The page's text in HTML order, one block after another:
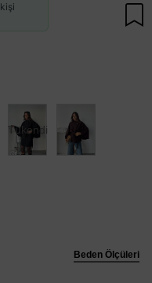
kişi
Tükendi
Beden Ölçüleri